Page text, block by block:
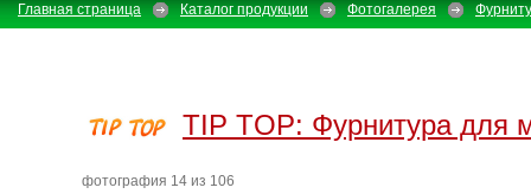
Главная страница Каталог продукции Фотогалерея
TIP TOP: Фурнитура для
фотография 14 из 106